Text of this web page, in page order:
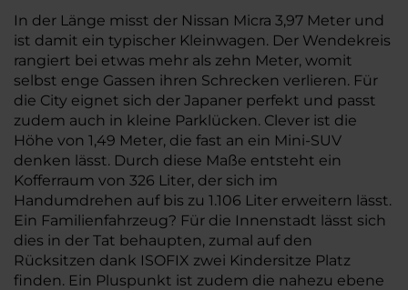
In der Länge misst der Nissan Micra 3,97 Meter und
ist damit ein typischer Kleinwagen. Der Wendekreis
rangiert bei etwas mehr als zehn Meter, womit
selbst enge Gassen ihren Schrecken verlieren. Für
die City eignet sich der Japaner perfekt und passt
zudem auch in kleine Parklücken. Clever ist die
Höhe von 1,49 Meter, die fast an ein Mini-SUV
denken lässt. Durch diese Maße entsteht ein
Kofferraum von 326 Liter, der sich im
Handumdrehen auf bis zu 1.106 Liter erweitern lässt.
Ein Familienfahrzeug? Für die Innenstadt lässt sich
dies in der Tat behaupten, zumal auf den
Rücksitzen dank ISOFIX zwei Kindersitze Platz
finden. Ein Pluspunkt ist zudem die nahezu ebene